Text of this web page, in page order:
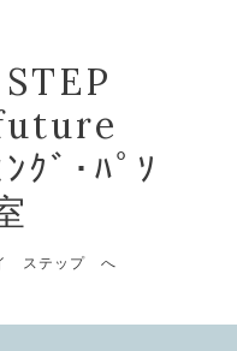
ｸﾞ･ﾊﾟｿ
ステップ へ